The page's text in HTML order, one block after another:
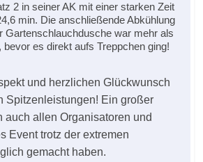
2 in seiner AK mit einer starken Zeit
min. Die anschließende Abkühlung
Gartenschlauchdusche war mehr als
bevor es direkt aufs Treppchen ging!
und herzlichen Glückwunsch
Spitzenleistungen! Ein großer
auch allen Organisatoren und
Event trotz der extremen
gemacht haben.